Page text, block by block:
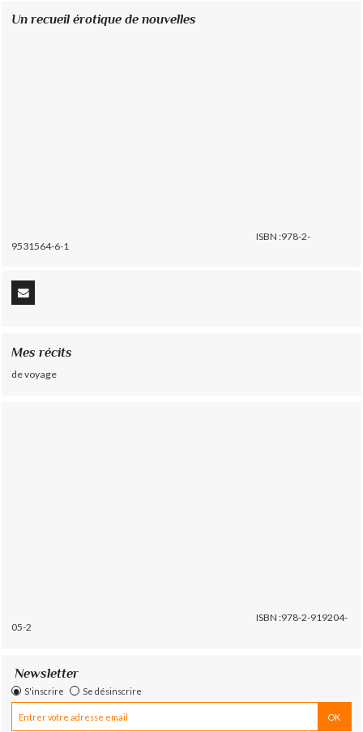
Un recueil érotique de nouvelles
ISBN :978-2-
9531564-6-1
Mes récits
de voyage
ISBN :978-2-919204-
05-2
Newsletter
S'inscrire Se désinscrire